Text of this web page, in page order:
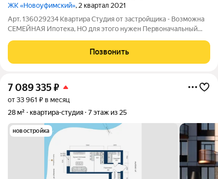
ЖК «Новоуфимский», 2 квартал 2021
Арт. 136029234 Квартира Студия от застройщика - Возможна
СЕМЕЙНАЯ Ипотека, НО для этого нужен Первоначальный
котельная, что позволяет существенно сэкономить на
квартплате. Видовая квартира -
Позвонить
7 089 335₽
от 33 961 ₽ в месяц
28 м²
квартира-студия 7 этаж из 25
новостройка